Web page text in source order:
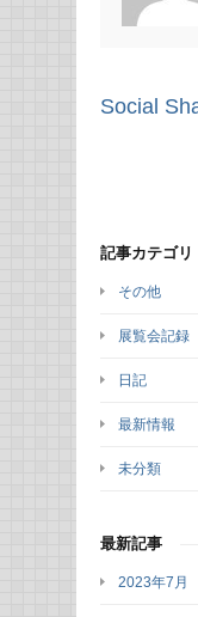
Social
記事カテゴリ
その他
展覧会記録
日記
最新情報
未分類
最新記事
2023年7月